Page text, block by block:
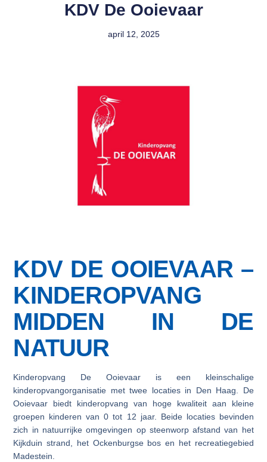
KDV De Ooievaar
april 12, 2025
KDV DE OOIEVAAR –
KINDEROPVANG
MIDDEN IN DE
NATUUR
Kinderopvang De Ooievaar is een kleinschalige
kinderopvangorganisatie met twee locaties in Den Haag. De
Ooievaar biedt kinderopvang van hoge kwaliteit aan kleine
groepen kinderen van 0 tot 12 jaar. Beide locaties bevinden
zich in natuurrijke omgevingen op steenworp afstand van het
Kijkduin strand, het Ockenburgse bos en het recreatiegebied
Madestein.